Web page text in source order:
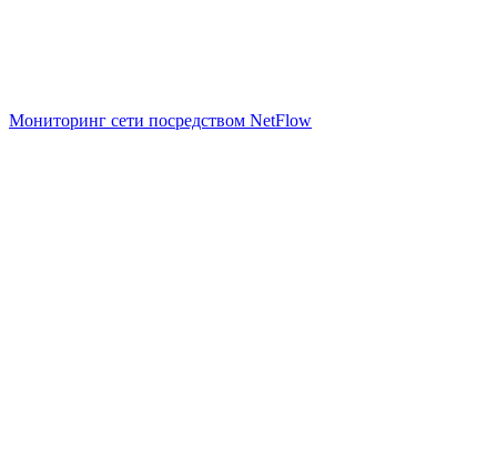
Мониторинг сети посредством NetFlow